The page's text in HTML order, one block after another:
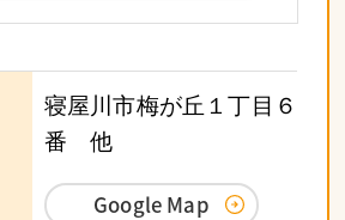
寝屋川市梅が丘１丁目６
番 他
Google Map